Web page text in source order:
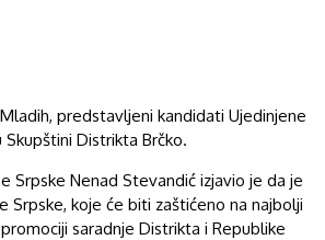
predstavljeni kandidati Ujedinjene
Distrikta Brčko.
Srpske Nenad Stevandić izjavio je da je
Srpske, koje će biti zaštićeno na najbolji
saradnje Distrikta i Republike